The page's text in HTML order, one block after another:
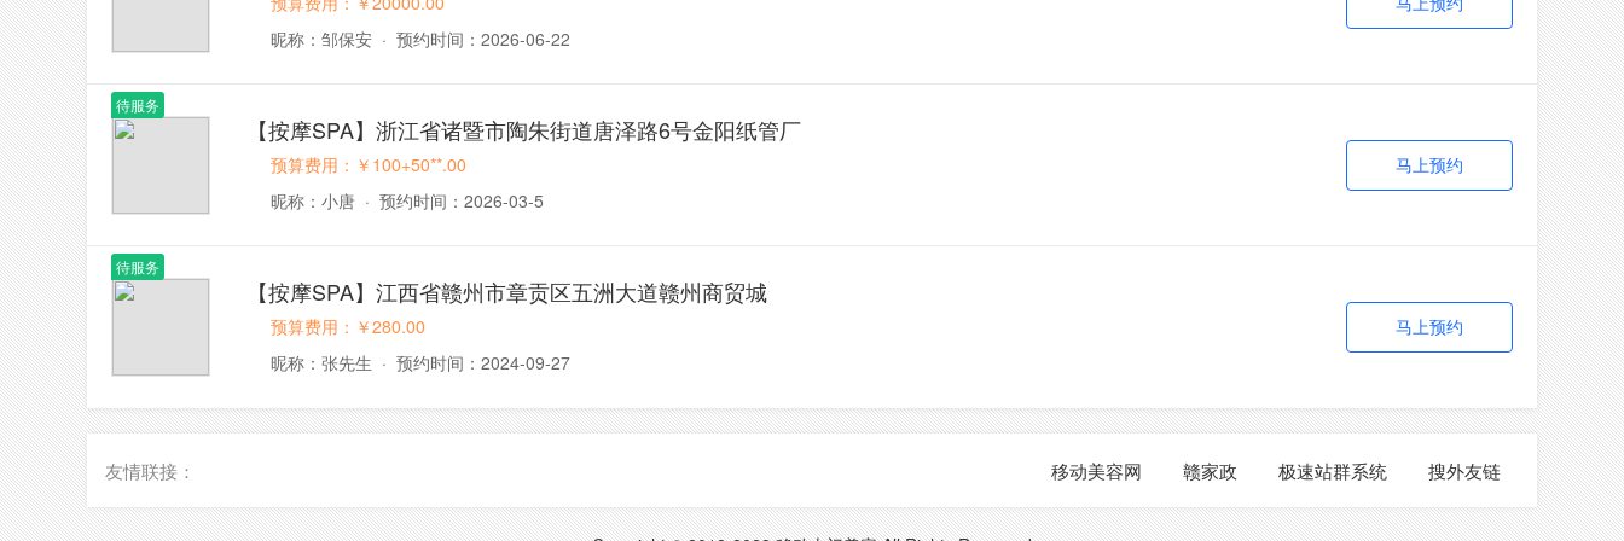
昵称：邹保安 · 预约时间：2026-06-22
待服务
【按摩SPA】浙江省诸暨市陶朱街道唐泽路6号金阳纸管厂
预算费用：￥100+50**.00
昵称：小唐 · 预约时间：2026-03-5
马上预约
待服务
【按摩SPA】江西省赣州市章贡区五洲大道赣州商贸城
预算费用：￥280.00
昵称：张先生 · 预约时间：2024-09-27
马上预约
友情联接： 移动美容网 赣家政 极速站群系统 搜外友链